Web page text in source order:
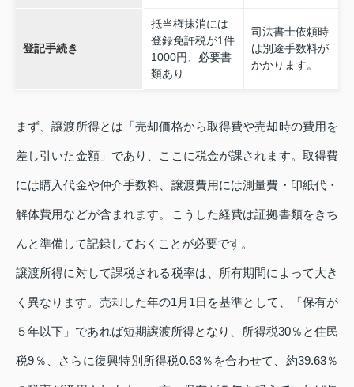
登記手続き
抵当権抹消には
登録免許税が1件
1000円、必要書
類あり
司法書士依頼時
は別途手数料が
かかります。
まず、譲渡所得とは「売却価格から取得費や売却時の費用を
差し引いた金額」であり、ここに税金が課されます。取得費
には購入代金や仲介手数料、譲渡費用には測量費・印紙代・
解体費用などが含まれます。こうした経費は証拠書類をきち
んと準備して記録しておくことが必要です。
譲渡所得に対して課税される税率は、所有期間によって大き
く異なります。売却した年の1月1日を基準として、「保有が
５年以下」であれば短期譲渡所得となり、所得税30％と住民
税9％、さらに復興特別所得税0.63％を合わせて、約39.63％